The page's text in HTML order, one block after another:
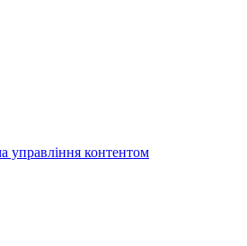
управління контентом